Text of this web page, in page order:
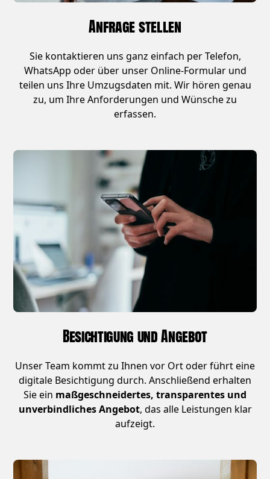
Anfrage stellen
Sie kontaktieren uns ganz einfach per Telefon,
WhatsApp oder über unser Online-Formular und
teilen uns Ihre Umzugsdaten mit. Wir hören genau
zu, um Ihre Anforderungen und Wünsche zu
erfassen.
Besichtigung und Angebot
Unser Team kommt zu Ihnen vor Ort oder führt eine
digitale Besichtigung durch. Anschließend erhalten
Sie ein maßgeschneidertes, transparentes und
unverbindliches Angebot, das alle Leistungen klar
aufzeigt.